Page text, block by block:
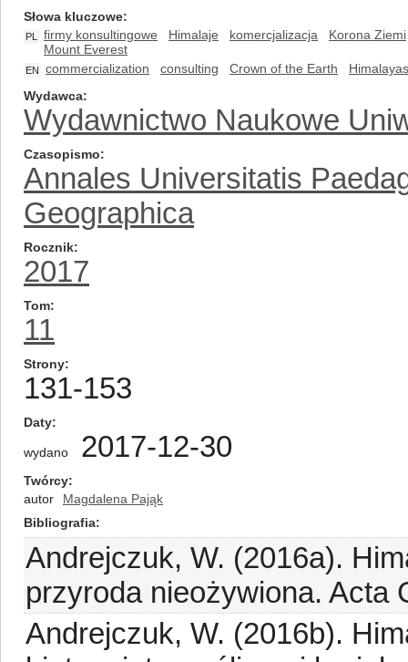
Słowa kluczowe
PL firmy konsultingowe Himalaje komercjalizacja
Korona Ziemi
Mount Everest
EN commercialization consulting Crown of the Earth
Himalayas
Wydawca
Wydawnictwo Naukowe
Czasopismo
Annales Universitatis
Geographica
Rocznik
2017
Tom
11
Strony
131-153
Daty
wydano 2017-12-30
Twórcy
autor
Magdalena Pająk
Bibliografia
Andrejczuk, W. (2016a).
przyroda nieożywiona. Acta
Andrejczuk, W. (2016b).